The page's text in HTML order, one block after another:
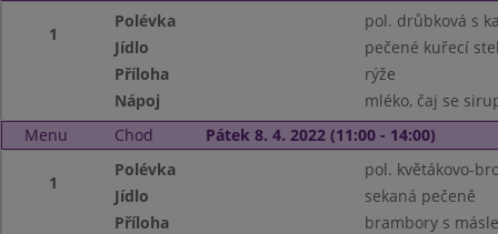
1
Polévka
pol. drůbková s
Jídlo
pečené kuřecí
Příloha
rýže
Nápoj
mléko, čaj se
Menu
Chod Pátek 8. 4. 2022 (11:00 - 14:00)
1
Polévka
pol. květákovo-
Jídlo
sekaná pečeně
Příloha
brambory s